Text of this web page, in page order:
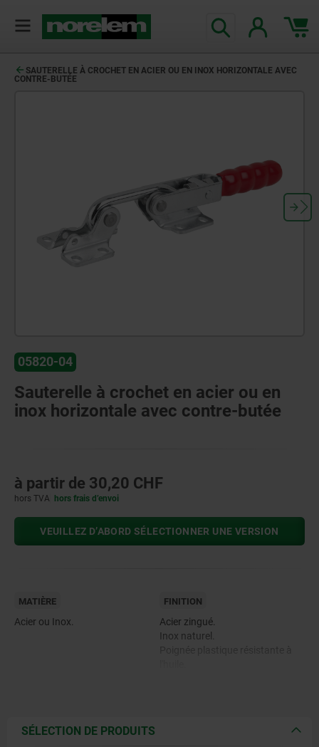
SAUTERELLE À CROCHET EN ACIER OU EN INOX HORIZONTALE AVEC
CONTRE-BUTÉE
05820-04
Sauterelle à crochet en acier ou en
inox horizontale avec contre-butée
à partir de 30,20 CHF
hors TVA hors frais d’envoi
VEUILLEZ D’ABORD SÉLECTIONNER UNE VERSION
MATIÈRE
Acier ou Inox.
FINITION
Acier zingué.
Inox naturel.
SÉLECTION DE PRODUITS